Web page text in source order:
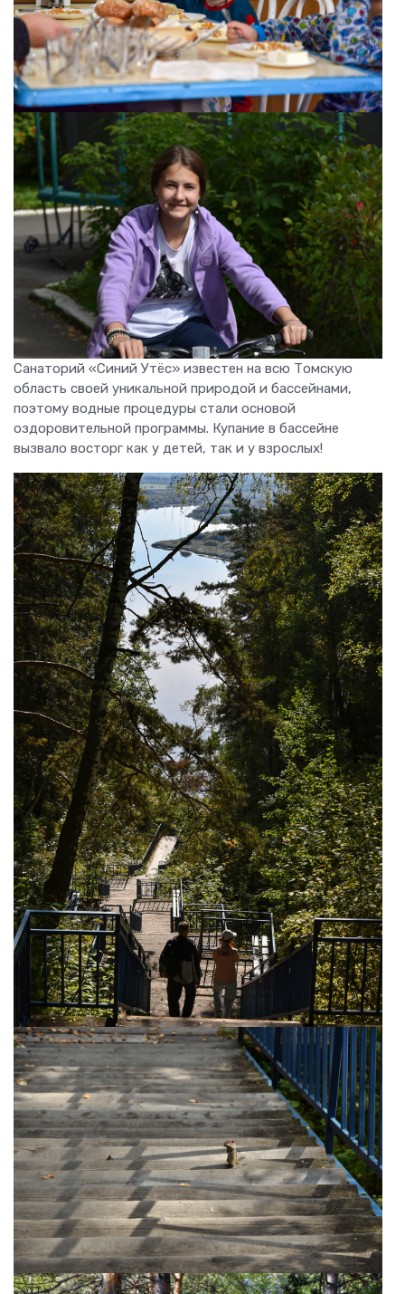
Санаторий «Синий Утёс» известен на всю Томскую
область своей уникальной природой и бассейнами,
поэтому водные процедуры стали основой
оздоровительной программы. Купание в бассейне
вызвало восторг как у детей, так и у взрослых!